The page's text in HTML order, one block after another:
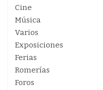
Cine
Música
Varios
Exposiciones
Ferias
Romerías
Foros